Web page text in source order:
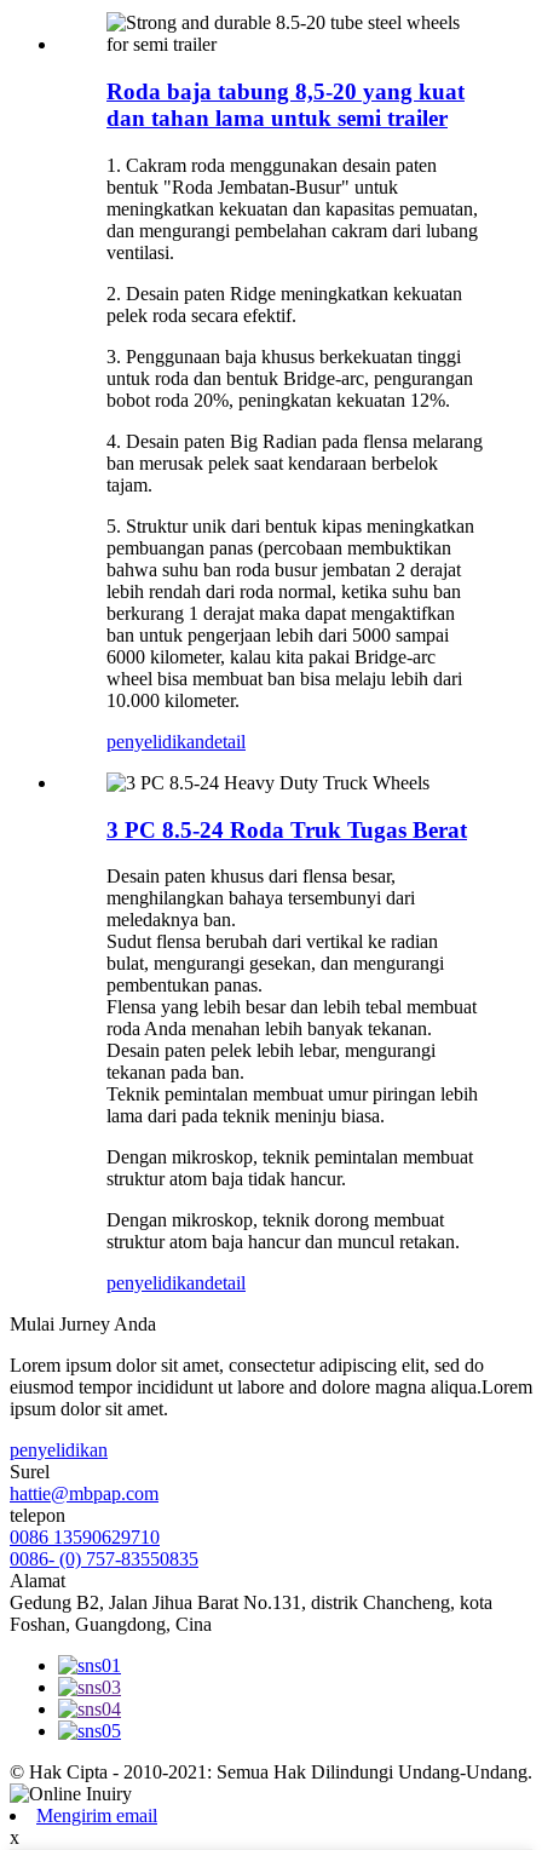
Roda baja tabung 8,5-20 yang kuat
dan tahan lama untuk semi trailer
1. Cakram roda menggunakan desain paten
bentuk "Roda Jembatan-Busur" untuk
meningkatkan kekuatan dan kapasitas pemuatan,
dan mengurangi pembelahan cakram dari lubang
ventilasi.
2. Desain paten Ridge meningkatkan kekuatan
pelek roda secara efektif.
3. Penggunaan baja khusus berkekuatan tinggi
untuk roda dan bentuk Bridge-arc, pengurangan
bobot roda 20%, peningkatan kekuatan 12%.
4. Desain paten Big Radian pada flensa melarang
ban merusak pelek saat kendaraan berbelok
tajam.
5. Struktur unik dari bentuk kipas meningkatkan
pembuangan panas (percobaan membuktikan
bahwa suhu ban roda busur jembatan 2 derajat
lebih rendah dari roda normal, ketika suhu ban
berkurang 1 derajat maka dapat mengaktifkan
ban untuk pengerjaan lebih dari 5000 sampai
6000 kilometer, kalau kita pakai Bridge-arc
wheel bisa membuat ban bisa melaju lebih dari
10.000 kilometer.
penyelidikandetail
3 PC 8.5-24 Roda Truk Tugas Berat
Desain paten khusus dari flensa besar,
menghilangkan bahaya tersembunyi dari
meledaknya ban.
Sudut flensa berubah dari vertikal ke radian
bulat, mengurangi gesekan, dan mengurangi
pembentukan panas.
Flensa yang lebih besar dan lebih tebal membuat
roda Anda menahan lebih banyak tekanan.
Desain paten pelek lebih lebar, mengurangi
tekanan pada ban.
Teknik pemintalan membuat umur piringan lebih
lama dari pada teknik meninju biasa.
Dengan mikroskop, teknik pemintalan membuat
struktur atom baja tidak hancur.
Dengan mikroskop, teknik dorong membuat
struktur atom baja hancur dan muncul retakan.
penyelidikandetail
Mulai Jurney Anda
Lorem ipsum dolor sit amet, consectetur adipiscing elit, sed do
eiusmod tempor incididunt ut labore and dolore magna aliqua.Lorem
ipsum dolor sit amet.
penyelidikan
Surel
hattie@mbpap.com
telepon
0086 13590629710
0086- (0) 757-83550835
Alamat
Gedung B2, Jalan Jihua Barat No.131, distrik Chancheng, kota
Foshan, Guangdong, Cina
© Hak Cipta - 2010-2021: Semua Hak Dilindungi Undang-Undang.
Mengirim email
x